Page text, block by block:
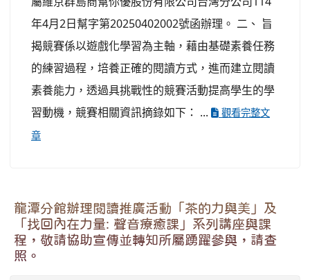
年4月2日幫字第20250402002號函辦理。 二、 旨
揭競賽係以遊戲化學習為主軸，藉由基礎素養任務
的練習過程，培養正確的閱讀方式，進而建立閱讀
素養能力，透過具挑戰性的競賽活動提高學生的學
習動機，競賽相關資訊摘錄如下： ...
觀看完整文
章
龍潭分館辦理閱讀推廣活動「茶的力與美」及
「找回內在力量: 聲音療癒課」系列講座與課
程，敬請協助宣傳並轉知所屬踴躍參與，請查
照。